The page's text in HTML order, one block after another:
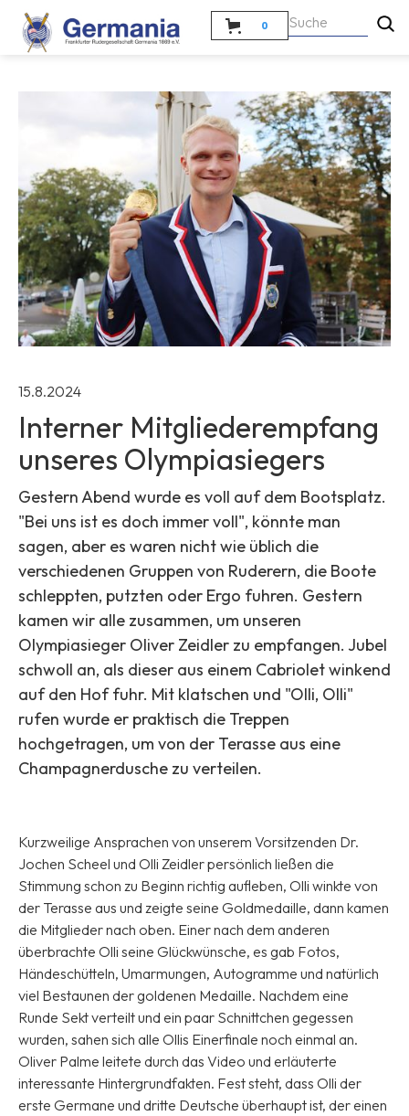
0
15.8.2024
Interner Mitgliederempfang
unseres Olympiasiegers
Gestern Abend wurde es voll auf dem Bootsplatz.
"Bei uns ist es doch immer voll", könnte man
sagen, aber es waren nicht wie üblich die
verschiedenen Gruppen von Ruderern, die Boote
schleppten, putzten oder Ergo fuhren. Gestern
kamen wir alle zusammen, um unseren
Olympiasieger Oliver Zeidler zu empfangen. Jubel
schwoll an, als dieser aus einem Cabriolet winkend
auf den Hof fuhr. Mit klatschen und "Olli, Olli"
rufen wurde er praktisch die Treppen
hochgetragen, um von der Terasse aus eine
Champagnerdusche zu verteilen.
Kurzweilige Ansprachen von unserem Vorsitzenden Dr.
Jochen Scheel und Olli Zeidler persönlich ließen die
Stimmung schon zu Beginn richtig aufleben, Olli winkte von
der Terasse aus und zeigte seine Goldmedaille, dann kamen
die Mitglieder nach oben. Einer nach dem anderen
überbrachte Olli seine Glückwünsche, es gab Fotos,
Händeschütteln, Umarmungen, Autogramme und natürlich
viel Bestaunen der goldenen Medaille. Nachdem eine
Runde Sekt verteilt und ein paar Schnittchen gegessen
wurden, sahen sich alle Ollis Einerfinale noch einmal an.
Oliver Palme leitete durch das Video und erläuterte
interessante Hintergrundfakten. Fest steht, dass Olli der
erste Germane und dritte Deutsche überhaupt ist, der einen